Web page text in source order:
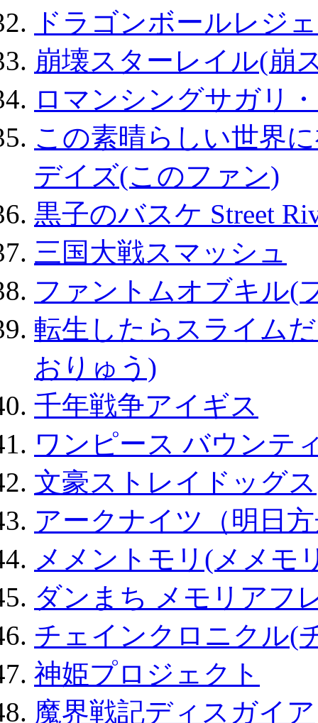
ドラゴンボールレジ
崩壊スターレイル(崩
ロマンシングサガリ
この素晴らしい世界
デイズ(このファン)
黒子のバスケ Street
三国大戦スマッシュ
ファントムオブキル(
転生したらスライム
おりゅう)
千年戦争アイギス
ワンピース バウンテ
文豪ストレイドッグス
アークナイツ（明日
メメントモリ(メメモ
ダンまち メモリアフ
チェインクロニクル(
神姫プロジェクト
魔界戦記ディスガイア